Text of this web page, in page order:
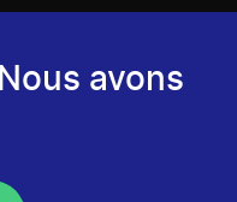
avons